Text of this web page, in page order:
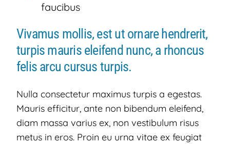
faucibus
Vivamus mollis, est ut ornare hendrerit,
turpis mauris eleifend nunc, a rhoncus
felis arcu cursus turpis.
Nulla consectetur maximus turpis a egestas.
Mauris efficitur, ante non bibendum eleifend,
diam massa varius ex, non vestibulum risus
metus in eros. Proin eu urna vitae ex feugiat